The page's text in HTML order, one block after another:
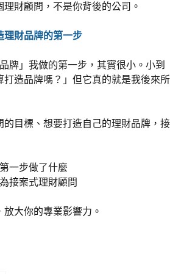
財顧問，不是你背後的公司。
理財品牌的第一步
牌」我做的第一步，其實很小。小到
打造品牌嗎？」但它真的就是我後來所
的目標、想要打造自己的理財品牌，接
一步做了什麼
接案式理財顧問
大你的專業影響力。